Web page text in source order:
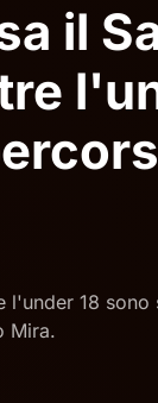
il
18 sono
Mira.